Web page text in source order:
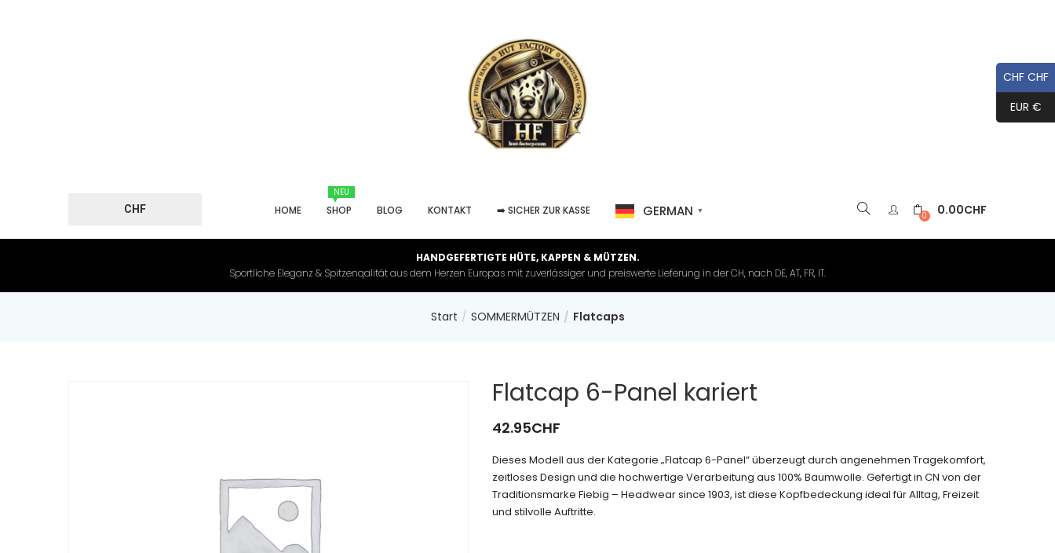
CHF HOME
NEU
SHOP BLOG KONTAKT ➡️ SICHER ZUR KASSE GERMAN ▼ 0 0.00CHF
HANDGEFERTIGTE HÜTE, KAPPEN & MÜTZEN.
Sportliche Eleganz & Spitzenqalität aus dem Herzen Europas mit zuverlässiger und preiswerte Lieferung in der CH, nach DE, AT, FR, IT.
Start SOMMERMÜTZEN Flatcaps
Flatcap 6-Panel kariert
42.95CHF
Dieses Modell aus der Kategorie „Flatcap 6-Panel“ überzeugt durch angenehmen Tragekomfort,
zeitloses Design und die hochwertige Verarbeitung aus 100% Baumwolle. Gefertigt in CN von der
Traditionsmarke Fiebig – Headwear since 1903, ist diese Kopfbedeckung ideal für Alltag, Freizeit
und stilvolle Auftritte.
CHF CHF
EUR €